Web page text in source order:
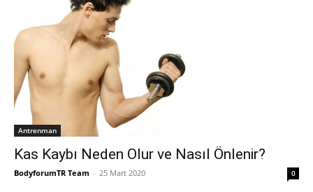
Antrenman
Kas Kaybı Neden Olur ve Nasıl Önlenir?
BodyforumTR Team - 25 Mart 2020 0